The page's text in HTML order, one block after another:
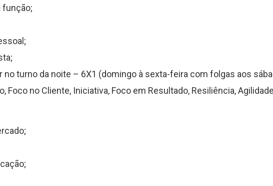
função;
no turno da noite – 6X1 (domingo à sexta-feira com folgas aos
Foco no Cliente, Iniciativa, Foco em Resultado, Resiliência,